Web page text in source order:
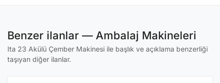
Benzer ilanlar — Ambalaj Makineleri
Ita 23 Akülü Çember Makinesi ile başlık ve açıklama benzerliği
taşıyan diğer ilanlar.